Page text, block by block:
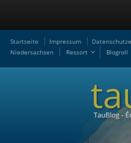
Startseite Impressum
Niedersachsen
Ressort Blogroll